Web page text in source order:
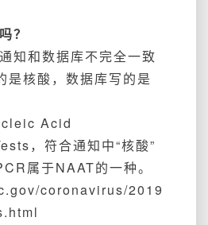
？
知和数据库不完全一致
是核酸，数据库写的是
Acid
，符合通知中“核酸”
属于NAAT的一种。
coronavirus/2019